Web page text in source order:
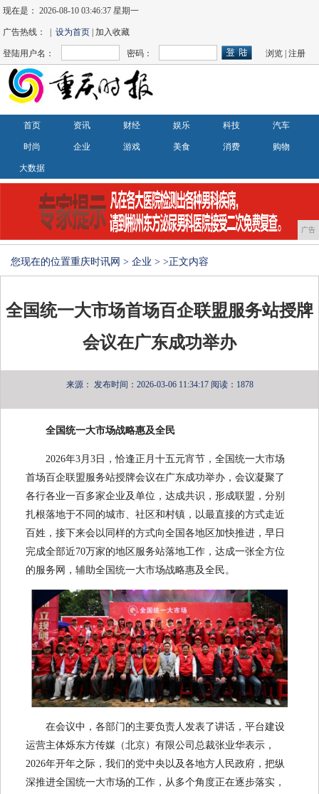
现在是：2026-08-10 03:46:38 星期一
广告热线： |设为首页 | 加入收藏
登陆用户名： 密码： 浏览 |注册
首页 资讯 财经 娱乐 科技 汽车
时尚 企业 游戏 美食 消费 购物
大数据
广告
您现在的位置重庆时讯网 > 企业 > >正文内容
全国统一大市场首场百企联盟服务站授牌
会议在广东成功举办
来源： 发布时间：2026-03-06 11:34:17 阅读：1878
全国统一大市场战略惠及全民
2026年3月3日，恰逢正月十五元宵节，全国统一大市场
首场百企联盟服务站授牌会议在广东成功举办，会议凝聚了
各行各业一百多家企业及单位，达成共识，形成联盟，分别
扎根落地于不同的城市、社区和村镇，以最直接的方式走近
百姓，接下来会以同样的方式向全国各地区加快推进，早日
完成全部近70万家的地区服务站落地工作，达成一张全方位
的服务网，辅助全国统一大市场战略惠及全民。
在会议中，各部门的主要负责人发表了讲话，平台建设
运营主体烁东方传媒（北京）有限公司总裁张业华表示，
2026年开年之际，我们的党中央以及各地方人民政府，把纵
深推进全国统一大市场的工作，从多个角度正在逐步落实，